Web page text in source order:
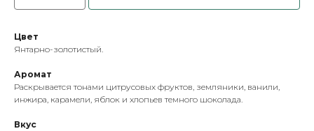
Цвет
Янтарно-золотистый.
Аромат
Раскрывается тонами цитрусовых фруктов, земляники, ванили,
инжира, карамели, яблок и хлопьев темного шоколада.
Вкус